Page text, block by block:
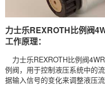
力士乐REXROTH比例阀
工作原理：
力士乐REXROTH比例阀
例阀，用于控制液压系统中的
据输入信号的变化来调整液压流